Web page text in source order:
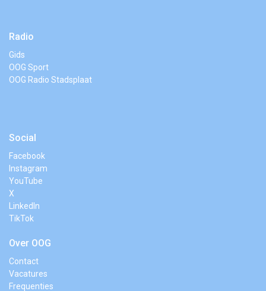
Radio
Gids
OOG Sport
OOG Radio Stadsplaat
Social
Facebook
Instagram
YouTube
X
LinkedIn
TikTok
Over OOG
Contact
Vacatures
Frequenties